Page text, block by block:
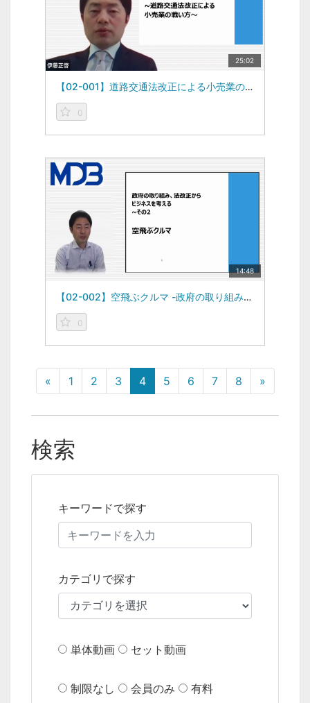
25:02
【02-001】道路交通法改正による小売業の戦い方 -政府の取り組み、法改正からビジネスを考える その1-（2023/05/15）
0
14:48
【02-002】空飛ぶクルマ -政府の取り組み、法改正からビジネスを考える その2-（2023/06/12）
0
« 1 2 3 4 5 6 7 8 »
検索
キーワードで探す
カテゴリで探す
単体動画 セット動画
制限なし 会員のみ 有料